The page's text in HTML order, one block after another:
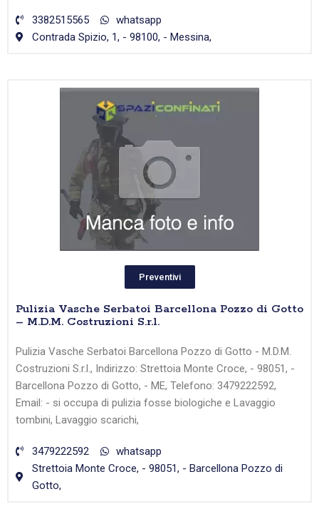
3382515565
whatsapp
Contrada Spizio, 1, - 98100, - Messina,
Preventivi
Pulizia Vasche Serbatoi Barcellona Pozzo di Gotto
– M.D.M. Costruzioni S.r.l.
Pulizia Vasche Serbatoi Barcellona Pozzo di Gotto - M.D.M.
Costruzioni S.r.l., Indirizzo: Strettoia Monte Croce, - 98051, -
Barcellona Pozzo di Gotto, - ME, Telefono: 3479222592,
Email: - si occupa di pulizia fosse biologiche e Lavaggio
tombini, Lavaggio scarichi,
3479222592
whatsapp
Strettoia Monte Croce, - 98051, - Barcellona Pozzo di
Gotto,